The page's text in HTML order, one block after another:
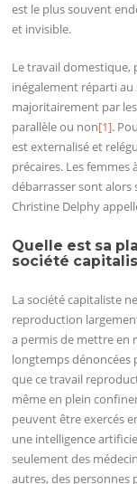
est le plus souvent
et invisible.
Le travail domestique,
inégalement réparti au
majoritairement par
parallèle ou non[1].
est externalisé et
précaires. Les femmes
débarrasser sont alors
Christine Delphy
Quelle est sa
société
La société capitaliste
reproduction
a permis de mettre en
longtemps
que ce travail
même en plein
peuvent être exercés
une intelligence
seulement des
autres, des personnes